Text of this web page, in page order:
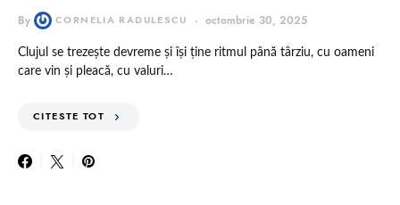
By CORNELIA RADULESCU octombrie 30, 2025
Clujul se trezește devreme și își ține ritmul până târziu, cu oameni
care vin și pleacă, cu valuri…
CITESTE TOT